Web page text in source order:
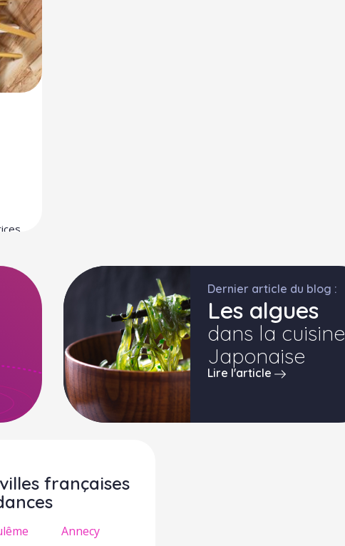
Dernier article du blog :
Les algues
dans la cuisine
Japonaise
Lire l'article
françaises
Annecy